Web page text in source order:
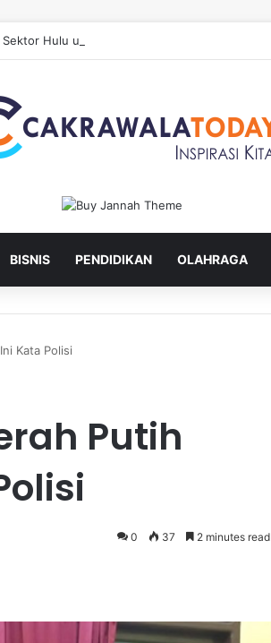
Hulu untuk Hilirisasi Sawit
BISNIS PENDIDIKAN OLAHRAGA
Kata Polisi
Putih
0 37 2 minutes read